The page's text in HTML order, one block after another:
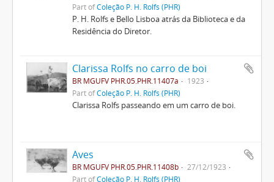
Part ofColeção P. H. Rolfs (PHR)
P. H. Rolfs e Bello Lisboa atrás da Biblioteca e da
Residência do Diretor.
Clarissa Rolfs no carro de boi
BR MGUFV PHR.05.PHR.11407a
1923
Part ofColeção P. H. Rolfs (PHR)
Clarissa Rolfs passeando em um carro de boi.
Aves
BR MGUFV PHR.05.PHR.11408b
27/12/1923
Part ofColeção P. H. Rolfs (PHR)